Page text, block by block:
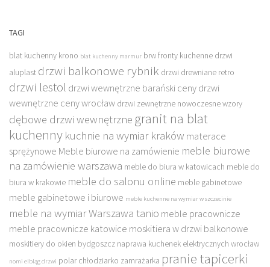
TAGI
blat kuchenny krono blat kuchenny marmur brw fronty kuchenne drzwi
aluplast drzwi balkonowe rybnik drzwi drewniane retro
drzwi lestol drzwi wewnętrzne barański ceny drzwi
wewnętrzne ceny wrocław drzwi zewnętrzne nowoczesne wzory
dębowe drzwi wewnętrzne granit na blat
kuchenny kuchnie na wymiar kraków materace
sprężynowe Meble biurowe na zamówienie meble biurowe
na zamówienie warszawa meble do biura w katowicach meble do
biura w krakowie meble do salonu online meble gabinetowe
meble gabinetowe i biurowe meble kuchenne na wymiar w szczecinie
meble na wymiar Warszawa tanio meble pracownicze
meble pracownicze katowice moskitiera w drzwi balkonowe
moskitiery do okien bydgoszcz naprawa kuchenek elektrycznych wrocław
nomi elbląg drzwi polar chłodziarko zamrażarka pranie tapicerki